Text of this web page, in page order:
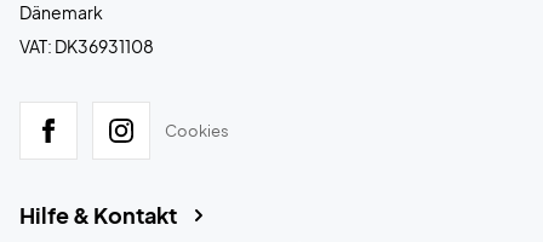
Dänemark
VAT: DK36931108
Cookies
Hilfe & Kontakt